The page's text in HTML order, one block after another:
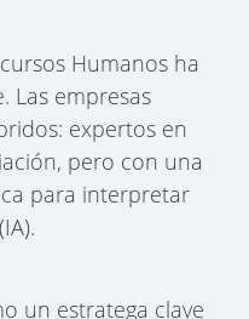
Humanos ha
Las empresas
expertos en
pero con una
para interpretar
un estratega clave